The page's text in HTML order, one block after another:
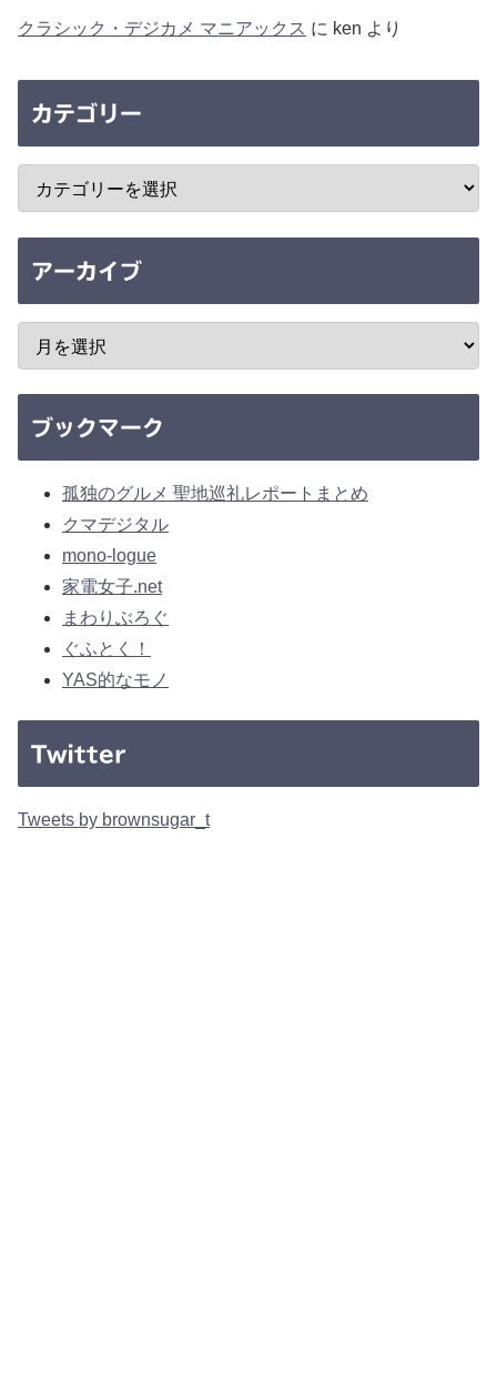
クラシック・デジカメ マニアックス に ken より
カテゴリー
アーカイブ
ブックマーク
孤独のグルメ 聖地巡礼レポートまとめ
クマデジタル
mono-logue
家電女子.net
まわりぶろぐ
ぐふとく！
YAS的なモノ
Twitter
Tweets by brownsugar_t